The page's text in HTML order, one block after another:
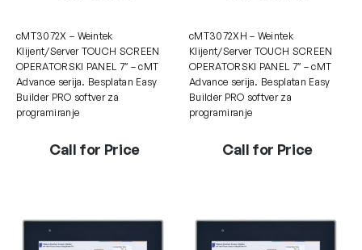
cMT3072X – Weintek
Klijent/Server TOUCH SCREEN
OPERATORSKI PANEL 7″ – cMT
Advance serija. Besplatan Easy
Builder PRO softver za
programiranje
Call for Price
cMT3072XH – Weintek
Klijent/Server TOUCH SCREEN
OPERATORSKI PANEL 7″ – cMT
Advance serija. Besplatan Easy
Builder PRO softver za
programiranje
Call for Price